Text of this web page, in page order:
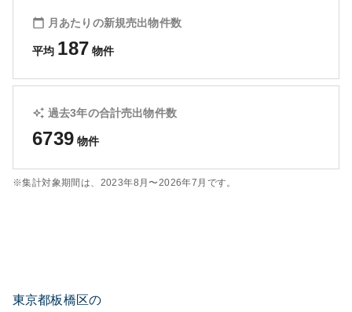
月あたりの新規売出物件数
平均 187 物件
過去3年の合計売出物件数
6739 物件
※集計対象期間は、 2023年8月〜2026年7月 です。
東京都板橋区の